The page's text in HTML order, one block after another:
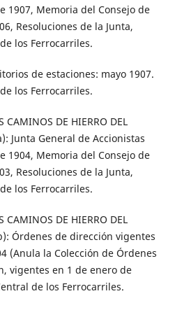
1907, Memoria del Consejo de
Resoluciones de la Junta,
los Ferrocarriles.
de estaciones: mayo 1907.
los Ferrocarriles.
CAMINOS DE HIERRO DEL
Junta General de Accionistas
1904, Memoria del Consejo de
Resoluciones de la Junta,
los Ferrocarriles.
CAMINOS DE HIERRO DEL
Órdenes de dirección vigentes
(Anula la Colección de Órdenes
vigentes en 1 de enero de
de los Ferrocarriles.